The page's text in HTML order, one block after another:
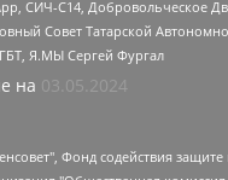
СИЧ-С14, Добровольческое
Совет Татарской
Я.МЫ Сергей Фургал
на 03.05.2024
организация "Центр по работе с проблемой насилия "НАСИЛИЮ.НЕТ", Межрегиональный профессиональный союз работников здравоохранения "Альянс врачей", Юридическое лицо, зарегистрированное в Латвийской Республике, SIA "Medusa Project" (регистрационный номер 40103797863, дата регистрации 10.06.2014), Некоммерческая организация "Фонд по борьбе с коррупцией", Автономная некоммерческая организация "Институт права и публичной политики", Баданин Роман Сергеевич, Гликин Максим Александрович, Железнова Мария Михайловна, Лукьянова Юлия Сергеевна, Маетная Елизавета Витальевна, Маняхин Петр Борисович, Чуракова Ольга Владимировна, Ярош Юлия Петровна, Юридическое лицо "The Insider SIA", зарегистрированное в Риге, Латвийская Республика (дата регистрации 26.06.2015), являющееся администратором доменного имени интернет-издания "The Insider SIA", https://theins.ru, Постернак Алексей Евгеньевич, Рубин Михаил Аркадьевич, Анин Роман Александрович, Юридическое лицо Istories fonds, зарегистрированное в Латвийской Республике (регистрационный номер 50008295751, дата регистрации 24.02.2020), Великовский Дмитрий Александрович, Долинина Ирина Николаевна, Мароховская Алеся Алексеевна, Шлейнов Роман Юрьевич, Шмагун Олеся Валентиновна, Общество с ограниченной ответственностью "Альтаир 2021",